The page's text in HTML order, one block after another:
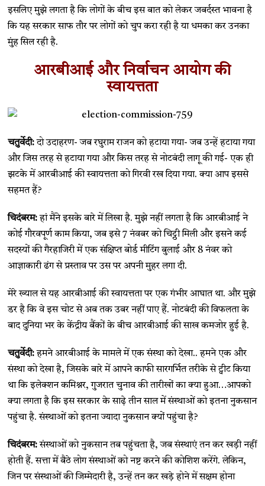
इसलिए मुझे लगता है कि लोगों के बीच इस बात को लेकर जबर्दस्त भावना है
कि यह सरकार साफ तौर पर लोगों को चुप करा रही है या धमका कर उनका
मुंह सिल रही है.
आरबीआई और निर्वाचन आयोग की
स्वायत्तता
चतुर्वेदी:दो उदाहरण- जब रघुराम राजन को हटाया गया- जब उन्हें हटाया गया
और जिस तरह से हटाया गया और किस तरह से नोटबंदी लागू की गई- एक ही
झटके में आरबीआई की स्वायत्तता को गिरवी रख दिया गया. क्या आप इससे
सहमत हैं?
चिदंबरम:हां मैंने इसके बारे में लिखा है. मुझे नहीं लगता है कि आरबीआई ने
कोई गौरवपूर्ण काम किया, जब इसे 7 नंवबर को चिट्ठी मिली और इसने कई
सदस्यों की गैरहाजिरी में एक संक्षिप्त बोर्ड मीटिंग बुलाई और 8 नंवर को
आज्ञाकारी ढंग से प्रस्ताव पर उस पर अपनी मुहर लगा दी.
मेरे ख्याल से यह आरबीआई की स्वायत्तता पर एक गंभीर आघात था. और मुझे
डर है कि वे इस चोट से अब तक उबर नहीं पाए हैं. नोटबंदी की विफलता के
बाद दुनिया भर के केंद्रीय बैंकों के बीच आरबीआई की साख कमजोर हुई है.
चतुर्वेदी:हमने आरबीआई के मामले में एक संस्था को देखा.. हमने एक और
संस्था को देखा है, जिसके बारे में आपने काफी सारगर्भित तरीके से ट्वीट किया
था कि इलेक्शन कमिश्नर, गुजरात चुनाव की तारीखों का क्या हुआ…आपको
क्या लगता है कि इस सरकार के साढ़े तीन साल में संस्थाओं को इतना नुकसान
पहुंचा है. संस्थाओं को इतना ज्यादा नुकसान क्यों पहुंचा है?
चिदंबरम:संस्थाओं को नुकसान तब पहुंचता है, जब संस्थाएं तन कर खड़ी नहीं
होती हैं. सत्ता में बैठे लोग संस्थाओं को नष्ट करने की कोशिश करेंगे. लेकिन,
जिन पर संस्थाओं की जिम्मेदारी है, उन्हें तन कर खड़े होने में सक्षम होना